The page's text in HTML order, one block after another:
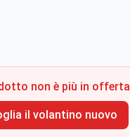
non è più in offerta
il volantino nuovo